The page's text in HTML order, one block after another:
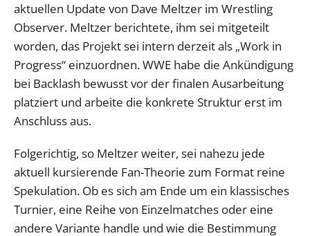
aktuellen Update von Dave Meltzer im Wrestling
Observer. Meltzer berichtete, ihm sei mitgeteilt
worden, das Projekt sei intern derzeit als „Work in
Progress“ einzuordnen. WWE habe die Ankündigung
bei Backlash bewusst vor der finalen Ausarbeitung
platziert und arbeite die konkrete Struktur erst im
Anschluss aus.
Folgerichtig, so Meltzer weiter, sei nahezu jede
aktuell kursierende Fan-Theorie zum Format reine
Spekulation. Ob es sich am Ende um ein klassisches
Turnier, eine Reihe von Einzelmatches oder eine
andere Variante handle und wie die Bestimmung